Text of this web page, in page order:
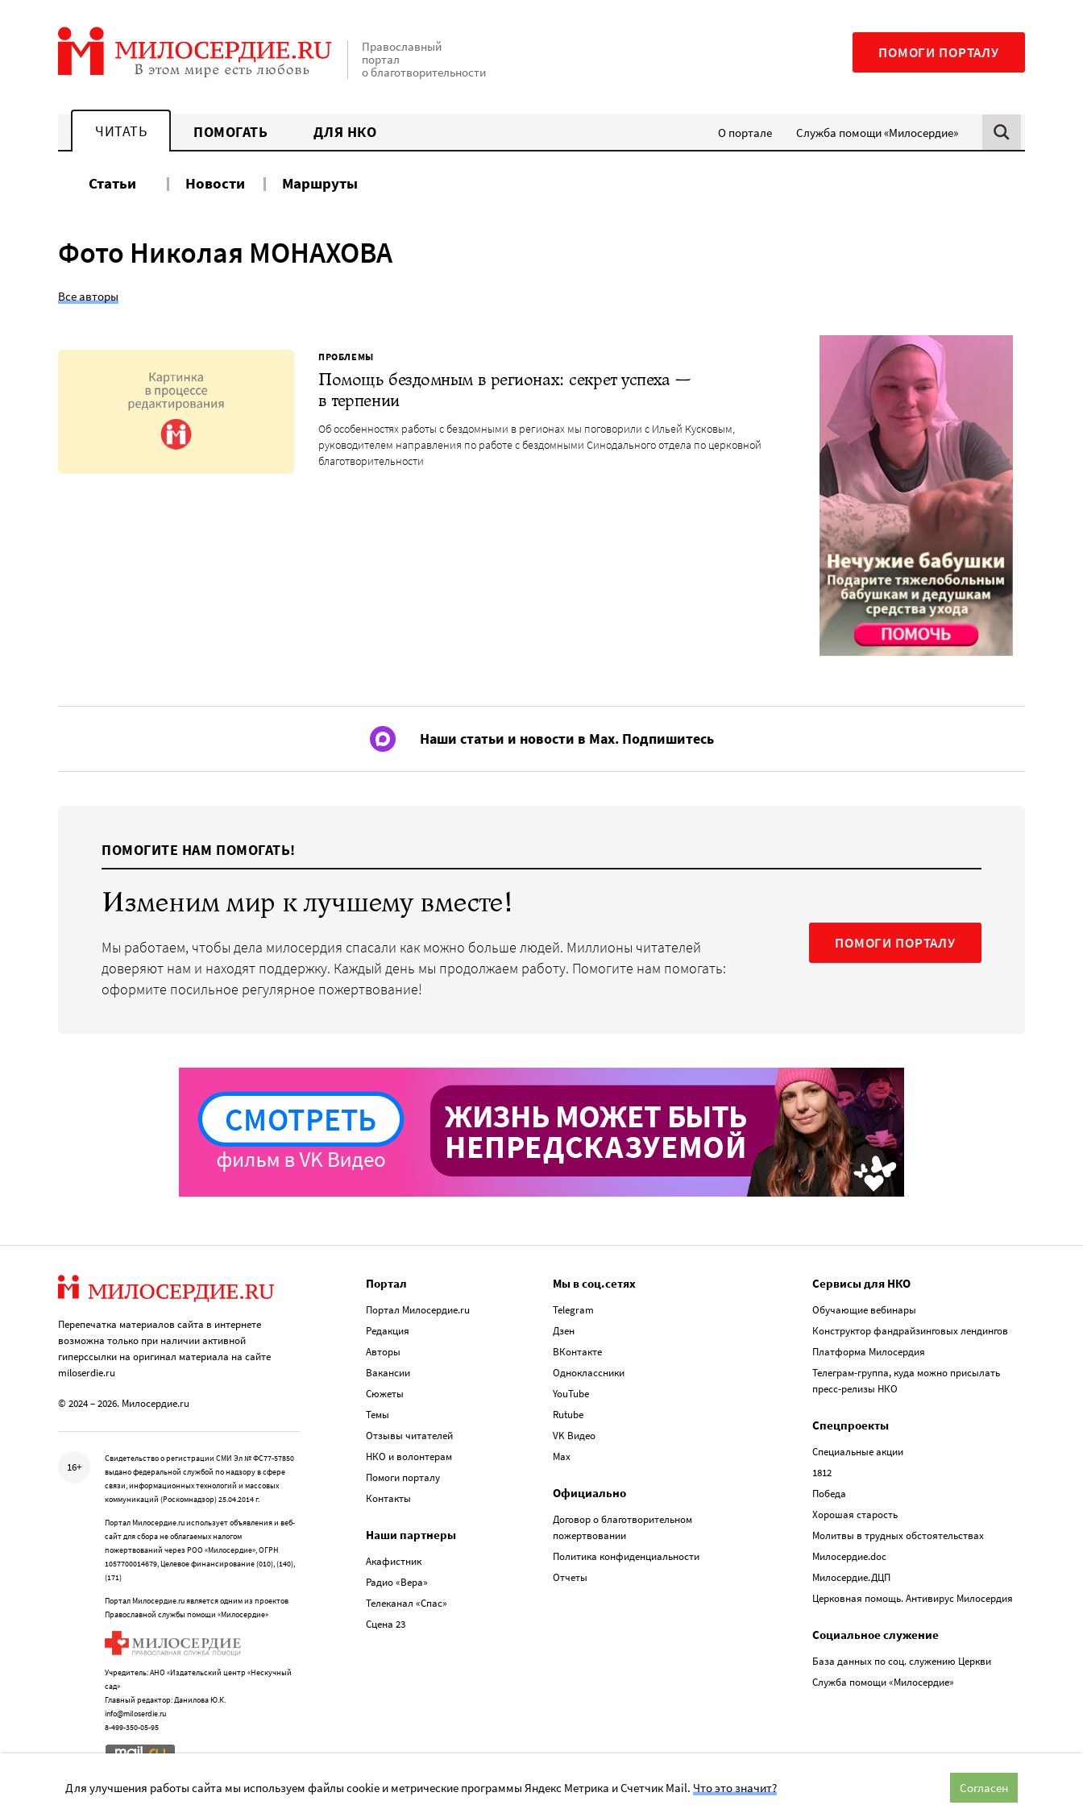
Православный
портал
о благотворительности
ПОМОГИ ПОРТАЛУ
ЧИТАТЬ ПОМОГАТЬ ДЛЯ НКО О портале Служба помощи «Милосердие»
Статьи Новости Маршруты
Фото Николая МОНАХОВА
Все авторы
ПРОБЛЕМЫ
Помощь бездомным в регионах: секрет успеха —
в терпении
Об особенностях работы с бездомными в регионах мы поговорили с Ильей Кусковым,
руководителем направления по работе с бездомными Синодального отдела по церковной
благотворительности
Наши статьи и новости в Max. Подпишитесь
ПОМОГИТЕ НАМ ПОМОГАТЬ!
Изменим мир к лучшему вместе!
Мы работаем, чтобы дела милосердия спасали как можно больше людей. Миллионы читателей
доверяют нам и находят поддержку. Каждый день мы продолжаем работу. Помогите нам помогать:
оформите посильное регулярное пожертвование!
ПОМОГИ ПОРТАЛУ
Перепечатка материалов сайта в интернете
возможна только при наличии активной
гиперссылки на оригинал материала на сайте
miloserdie.ru
© 2024 – 2026. Милосердие.ru
16+
Свидетельство о регистрации СМИ Эл № ФС77-57850
выдано федеральной службой по надзору в сфере
связи, информационных технологий и массовых
коммуникаций (Роскомнадзор) 25.04.2014 г.
Портал Милосердие.ru использует объявления и веб-
сайт для сбора не облагаемых налогом
пожертвований через РОО «Милосердие», ОГРН
1057700014679, Целевое финансирование (010), (140),
(171)
Портал Милосердие.ru является одним из проектов
Православной службы помощи «Милосердие»
Учредитель: АНО «Издательский центр «Нескучный
сад»
Главный редактор: Данилова Ю.К.
info@miloserdie.ru
8-499-350-05-95
Портал
Портал Милосердие.ru
Редакция
Авторы
Вакансии
Сюжеты
Темы
Отзывы читателей
НКО и волонтерам
Помоги порталу
Контакты
Наши партнеры
Акафистник
Радио «Вера»
Телеканал «Спас»
Сцена 23
Мы в соц.сетях
Telegram
Дзен
ВКонтакте
Одноклассники
YouTube
Rutube
VK Видео
Max
Официально
Договор о благотворительном
пожертвовании
Политика конфиденциальности
Отчеты
Сервисы для НКО
Обучающие вебинары
Конструктор фандрайзинговых лендингов
Платформа Милосердия
Телеграм-группа, куда можно присылать
пресс-релизы НКО
Спецпроекты
Специальные акции
1812
Победа
Хорошая старость
Молитвы в трудных обстоятельствах
Милосердие.doc
Милосердие.ДЦП
Церковная помощь. Антивирус Милосердия
Социальное служение
База данных по соц. служению Церкви
Служба помощи «Милосердие»
Для улучшения работы сайта мы используем файлы cookie и метрические программы Яндекс Метрика и Счетчик Mail.Что это значит? Согласен